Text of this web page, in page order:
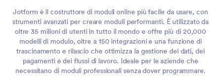
Jotform è il costruttore di moduli online più facile da usare, con
strumenti avanzati per creare moduli performanti. È utilizzato da
oltre 35 milioni di utenti in tutto il mondo e offre più di 20,000
modelli di modulo, oltre a 150 integrazioni e una funzione di
trascinamento e rilascio che ottimizza la gestione dei dati, dei
pagamenti e dei flussi di lavoro. Ideale per le aziende che
necessitano di moduli professionali senza dover programmare.